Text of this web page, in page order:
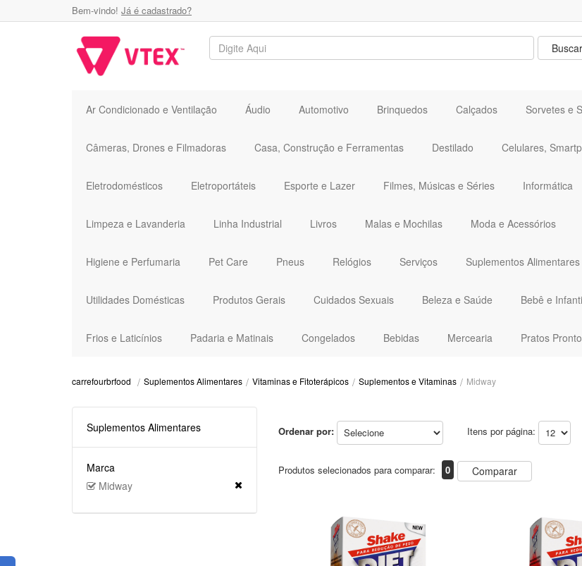
Bem-vindo! Já é cadastrado?
Ar Condicionado e Ventilação Áudio Automotivo Brinquedos Calçados Sorvetes e
Câmeras, Drones e Filmadoras Casa, Construção e Ferramentas Destilado Celulares,
Eletrodomésticos Eletroportáteis Esporte e Lazer Filmes, Músicas e Séries Informática
Limpeza e Lavanderia Linha Industrial Livros Malas e Mochilas Moda e Acessórios
Higiene e Perfumaria Pet Care Pneus Relógios Serviços Suplementos Alimentares
Utilidades Domésticas Produtos Gerais Cuidados Sexuais Beleza e Saúde Bebê e
Frios e Laticínios Padaria e Matinais Congelados Bebidas Mercearia Pratos
carrefourbrfood Suplementos Alimentares Vitaminas e Fitoterápicos Suplementos e Vitaminas Midway
Suplementos Alimentares
Marca
Midway
Ordenar por: Itens por página:
Produtos selecionados para comparar: 0 Comparar